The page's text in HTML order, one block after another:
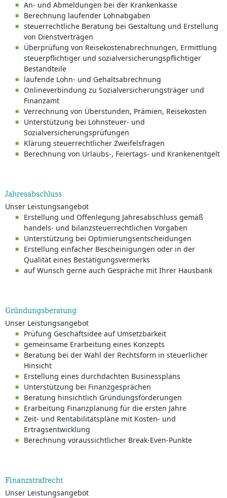
An- und Abmeldungen bei der Krankenkasse
Berechnung laufender Lohnabgaben
steuerrechtliche Beratung bei Gestaltung und Erstellung
von Dienstverträgen
Überprüfung von Reisekostenabrechnungen, Ermittlung
steuerpflichtiger und sozialversicherungspflichtiger
Bestandteile
laufende Lohn- und Gehaltsabrechnung
Onlineverbindung zu Sozialversicherungsträger und
Finanzamt
Verrechnung von Überstunden, Prämien, Reisekosten
Unterstützung bei Lohnsteuer- und
Sozialversicherungsprüfungen
Klärung steuerrechtlicher Zweifelsfragen
Berechnung von Urlaubs-, Feiertags- und Krankenentgelt
Jahresabschluss
Unser Leistungsangebot
Erstellung und Offenlegung Jahresabschluss gemäß
handels- und bilanzsteuerrechtlichen Vorgaben
Unterstützung bei Optimierungsentscheidungen
Erstellung einfacher Bescheinigungen oder in der
Qualität eines Bestätigungsvermerks
auf Wunsch gerne auch Gespräche mit Ihrer Hausbank
Gründungsberatung
Unser Leistungsangebot
Prüfung Geschäftsidee auf Umsetzbarkeit
gemeinsame Erarbeitung eines Konzepts
Beratung bei der Wahl der Rechtsform in steuerlicher
Hinsicht
Erstellung eines durchdachten Businessplans
Unterstützung bei Finanzgesprächen
Beratung hinsichtlich Gründungsförderungen
Erarbeitung Finanzplanung für die ersten Jahre
Zeit- und Rentabilitätspläne mit Kosten- und
Ertragsentwicklung
Berechnung voraussichtlicher Break-Even-Punkte
Finanzstrafrecht
Unser Leistungsangebot